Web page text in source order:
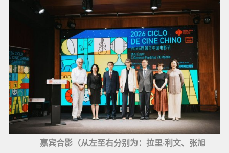
嘉宾合影（从左至右分别为：拉里·利文、张旭